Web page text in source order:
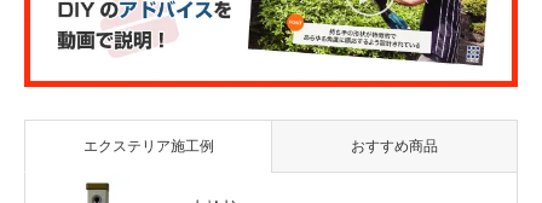
エクステリア施工例 おすすめ商品